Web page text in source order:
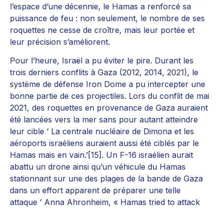
l’espace d’une décennie, le Hamas a renforcé sa
puissance de feu : non seulement, le nombre de ses
roquettes ne cesse de croître, mais leur portée et
leur précision s’améliorent.
Pour l’heure, Israël a pu éviter le pire. Durant les
trois derniers conflits à Gaza (2012, 2014, 2021), le
système de défense Iron Dome a pu intercepter une
bonne partie de ces projectiles. Lors du conflit de mai
2021, des roquettes en provenance de Gaza auraient
été lancées vers la mer sans pour autant atteindre
leur cible ’ La centrale nucléaire de Dimona et les
aéroports israéliens auraient aussi été ciblés par le
Hamas mais en vain.’[15]. Un F-16 israélien aurait
abattu un drone ainsi qu’un véhicule du Hamas
stationnant sur une des plages de la bande de Gaza
dans un effort apparent de préparer une telle
attaque ’ Anna Ahronheim, « Hamas tried to attack